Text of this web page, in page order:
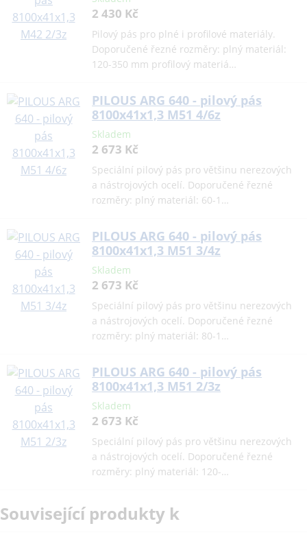
2 430 Kč
Pilový pás pro plné i profilové materiály.
Doporučené řezné rozměry: plný materiál:
120-350 mm profilový materiá…
PILOUS ARG 640 - pilový pás
8100x41x1,3 M51 4/6z
Skladem
2 673 Kč
Speciální pilový pás pro většinu nerezových
a nástrojových ocelí. Doporučené řezné
rozměry: plný materiál: 60-1…
PILOUS ARG 640 - pilový pás
8100x41x1,3 M51 3/4z
Skladem
2 673 Kč
Speciální pilový pás pro většinu nerezových
a nástrojových ocelí. Doporučené řezné
rozměry: plný materiál: 80-1…
PILOUS ARG 640 - pilový pás
8100x41x1,3 M51 2/3z
Skladem
2 673 Kč
Speciální pilový pás pro většinu nerezových
a nástrojových ocelí. Doporučené řezné
rozměry: plný materiál: 120-…
Související produkty k